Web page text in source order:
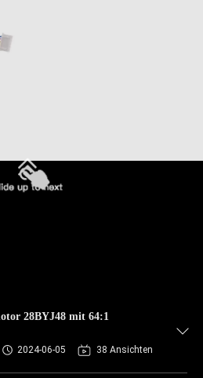
28BYJ48 mit 64:1
2024-06-05 38 Ansichten